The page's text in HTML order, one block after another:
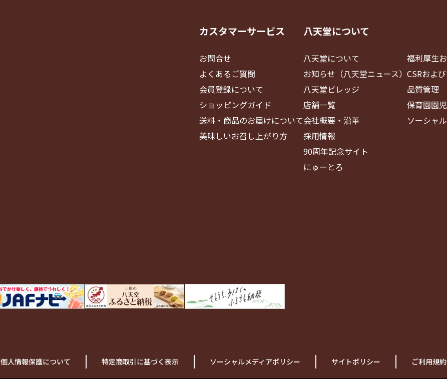
カスタマーサービス
お問合せ
よくあるご質問
会員登録について
ショッピングガイド
送料・商品のお届けについて
美味しいお召し上がり方
八天堂について
八天堂について
お知らせ（八天堂ニュース）
八天堂ビレッジ
店舗一覧
会社概要・沿革
採用情報
90周年記念サイト
にゅーとろ
福利厚生
CSRおよ
品質管理
保育園園
ソーシャ
個人情報保護について 特定商取引に基づく表示 ソーシャルメディアポリシー サイトポリシー ご利用規約